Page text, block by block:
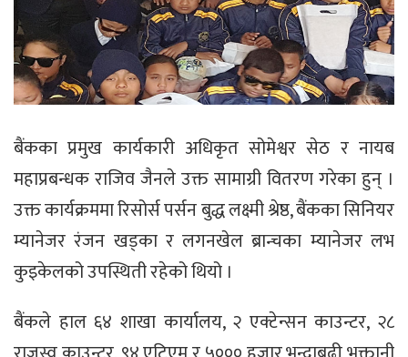
बैंकका प्रमुख कार्यकारी अधिकृत सोमेश्वर सेठ र नायब
महाप्रबन्धक राजिव जैनले उक्त सामाग्री वितरण गरेका हुन् ।
उक्त कार्यक्रममा रिसोर्स पर्सन बुद्ध लक्ष्मी श्रेष्ठ, बैंकका सिनियर
म्यानेजर रंजन खड्का र लगनखेल ब्रान्चका म्यानेजर लभ
कुइकेलको उपस्थिती रहेको थियो ।
बैंकले हाल ६४ शाखा कार्यालय, २ एक्टेन्सन काउन्टर, २८